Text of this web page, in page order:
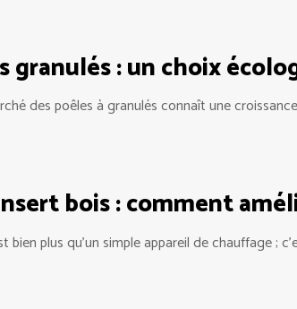
granulés : un choix
des poêles à granulés connaît une
bois : comment
bien plus qu’un simple appareil de chauffage ;